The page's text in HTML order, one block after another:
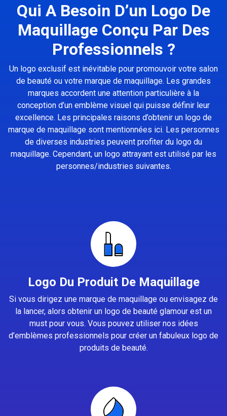
Qui A Besoin D’un Logo De
Maquillage Conçu Par Des
Professionnels ?
Un logo exclusif est inévitable pour promouvoir votre salon
de beauté ou votre marque de maquillage. Les grandes
marques accordent une attention particulière à la
conception d’un emblème visuel qui puisse définir leur
excellence. Les principales raisons d’obtenir un logo de
marque de maquillage sont mentionnées ici. Les personnes
de diverses industries peuvent profiter du logo du
maquillage. Cependant, un logo attrayant est utilisé par les
personnes/industries suivantes.
Logo Du Produit De Maquillage
Si vous dirigez une marque de maquillage ou envisagez de
la lancer, alors obtenir un logo de beauté glamour est un
must pour vous. Vous pouvez utiliser nos idées
d’emblèmes professionnels pour créer un fabuleux logo de
produits de beauté.